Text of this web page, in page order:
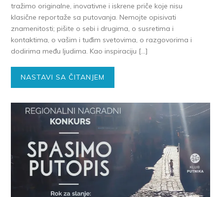
tražimo originalne, inovativne i iskrene priče koje nisu
klasične reportaže sa putovanja. Nemojte opisivati
znamenitosti; pišite o sebi i drugima, o susretima i
kontaktima, o vašim i tuđim svetovima, o razgovorima i
dodirima među ljudima. Kao inspiraciju […]
NASTAVI SA ČITANJEM